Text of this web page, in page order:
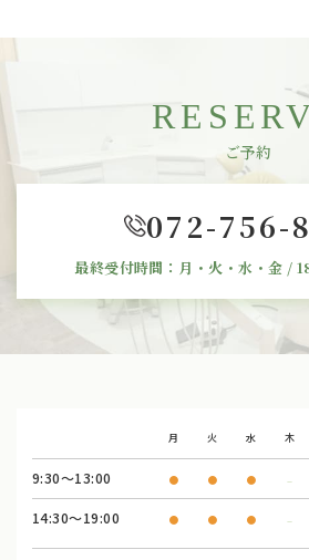
ご予約
072-756-
最終受付時間：月・火・水・金
月 火 水 木
9:30〜13:00 ● ● ● ―
14:30〜19:00 ● ● ● ―